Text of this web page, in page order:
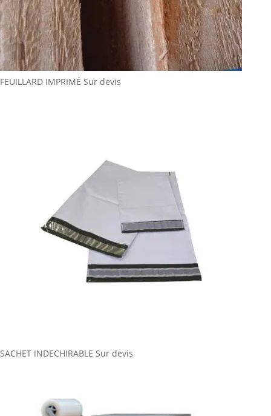
FEUILLARD IMPRIMÉ Sur devis
SACHET INDECHIRABLE Sur devis